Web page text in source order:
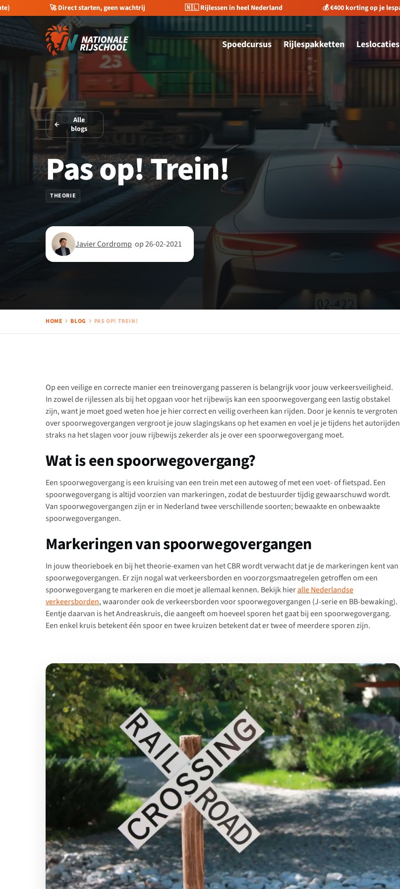
🇳🇱 Rijlessen in heel Nederland 💰 €400 korting op je lespakket ⭐️ Meer dan 1.662 reviews
Spoedcursus Rijlespakketten Leslocaties
Alle
blogs
Pas op! Trein!
THEORIE
Javier Cordromp op 26-02-2021
HOME BLOG PAS OP! TREIN!
Op een veilige en correcte manier een treinovergang passeren is belangrijk voor jouw verkeersveiligheid.
In zowel de rijlessen als bij het opgaan voor het rijbewijs kan een spoorwegovergang een lastig obstakel
zijn, want je moet goed weten hoe je hier correct en veilig overheen kan rijden. Door je kennis te vergroten
over spoorwegovergangen vergroot je jouw slagingskans op het examen en voel je je tijdens het autorijden
straks na het slagen voor jouw rijbewijs zekerder als je over een spoorwegovergang moet.
Wat is een spoorwegovergang?
Een spoorwegovergang is een kruising van een trein met een autoweg of met een voet- of fietspad. Een
spoorwegovergang is altijd voorzien van markeringen, zodat de bestuurder tijdig gewaarschuwd wordt.
Van spoorwegovergangen zijn er in Nederland twee verschillende soorten; bewaakte en onbewaakte
spoorwegovergangen.
Markeringen van spoorwegovergangen
In jouw theorieboek en bij het theorie-examen van het CBR wordt verwacht dat je de markeringen kent van
spoorwegovergangen. Er zijn nogal wat verkeersborden en voorzorgsmaatregelen getroffen om een
spoorwegovergang te markeren en die moet je allemaal kennen. Bekijk hieralle Nederlandse
verkeersborden, waaronder ook de verkeersborden voor spoorwegovergangen (J-serie en BB-bewaking).
Eentje daarvan is het Andreaskruis, die aangeeft om hoeveel sporen het gaat bij een spoorwegovergang.
Een enkel kruis betekent één spoor en twee kruizen betekent dat er twee of meerdere sporen zijn.